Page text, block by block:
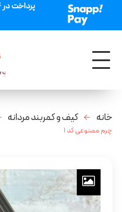
پرداخت در 4 قسط بدون 1 ریال سود و ضمانت
خانه کیف و کمربند مردانه
چرم مصنوعی کد ۱